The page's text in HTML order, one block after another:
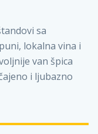
sa
lokalna vina i
van špica
i ljubazno